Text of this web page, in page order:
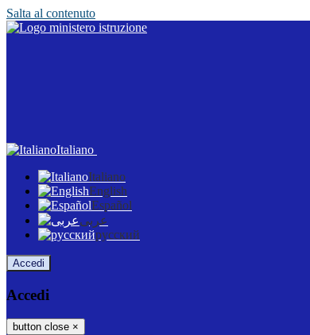
Salta al contenuto
Italiano
Italiano
English
Español
عربى
русский
Accedi
Accedi
button close ×